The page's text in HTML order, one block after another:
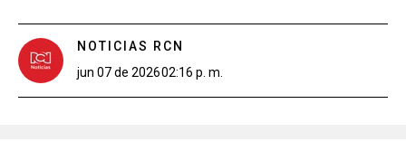
NOTICIAS RCN
jun 07 de 202602:16 p. m.